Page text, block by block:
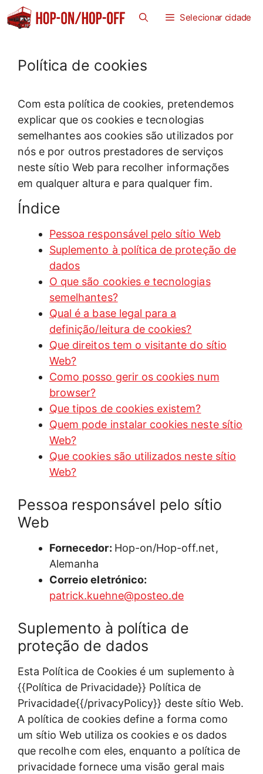
Saltar
para
Selecionar cidade
Política de cookies
Com esta política de cookies, pretendemos
explicar que os cookies e tecnologias
semelhantes aos cookies são utilizados por
nós e por outros prestadores de serviços
neste sítio Web para recolher informações
em qualquer altura e para qualquer fim.
Índice
Pessoa responsável pelo sítio Web
Suplemento à política de proteção de
dados
O que são cookies e tecnologias
semelhantes?
Qual é a base legal para a
definição/leitura de cookies?
Que direitos tem o visitante do sítio
Web?
Como posso gerir os cookies num
browser?
Que tipos de cookies existem?
Quem pode instalar cookies neste sítio
Web?
Que cookies são utilizados neste sítio
Web?
Pessoa responsável pelo sítio
Web
Fornecedor: Hop-on/Hop-off.net,
Alemanha
Correio eletrónico:
patrick.kuehne@posteo.de
Suplemento à política de
proteção de dados
Esta Política de Cookies é um suplemento à
{{Política de Privacidade}} Política de
Privacidade{{/privacyPolicy}} deste sítio Web.
A política de cookies define a forma como
um sítio Web utiliza os cookies e os dados
que recolhe com eles, enquanto a política de
privacidade fornece uma visão geral mais